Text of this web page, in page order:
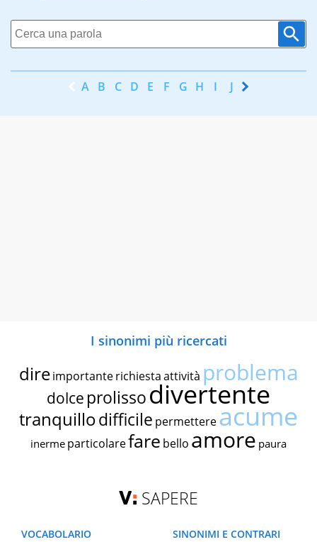
A B C D E F G H I J K
I sinonimi più ricercati
dire importante richiestaattività problema
dolce prolissodivertente
tranquillodifficile permettereacume
inerme particolarefare bello amore paura
SAPERE
VOCABOLARIO
SINONIMI E CONTRARI